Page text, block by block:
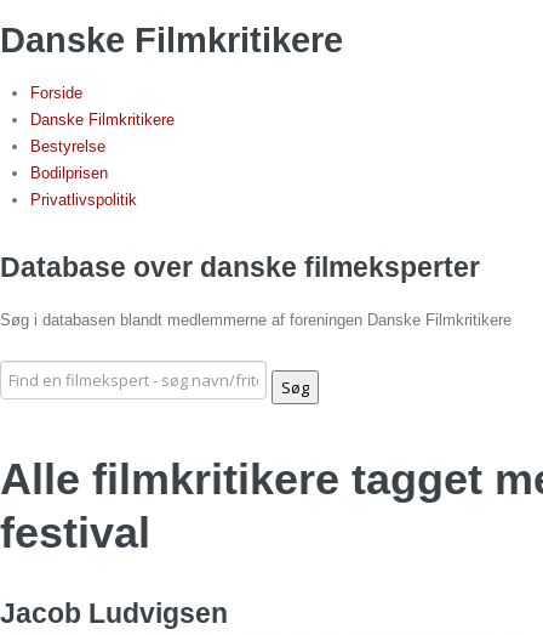
Danske Filmkritikere
Forside
Danske Filmkritikere
Bestyrelse
Bodilprisen
Privatlivspolitik
Database over danske filmeksperter
Søg i databasen blandt medlemmerne af foreningen Danske Filmkritikere
Alle filmkritikere tagget
festival
Jacob Ludvigsen